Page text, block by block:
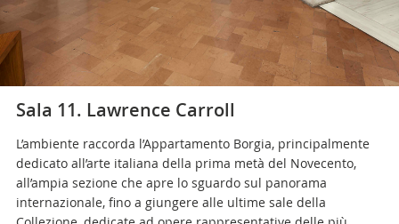
Sala 11. Lawrence Carroll
L’ambiente raccorda l’Appartamento Borgia, principalmente
dedicato all’arte italiana della prima metà del Novecento,
all’ampia sezione che apre lo sguardo sul panorama
internazionale, fino a giungere alle ultime sale della